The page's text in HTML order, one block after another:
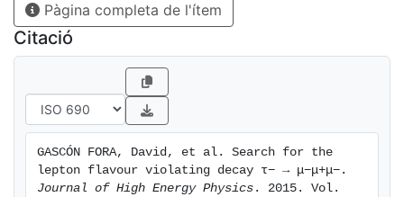
Pàgina completa de l'ítem
Citació
GASCÓN FORA, David, et al. Search for the
Journal of High Energy Physics . 2015. Vol.